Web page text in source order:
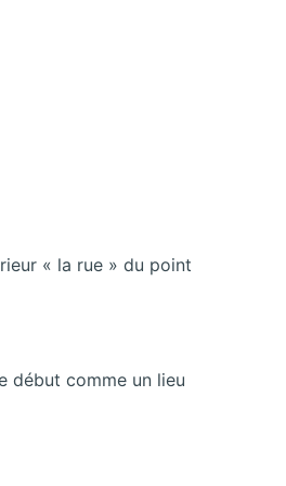
« la rue » du point
début comme un lieu